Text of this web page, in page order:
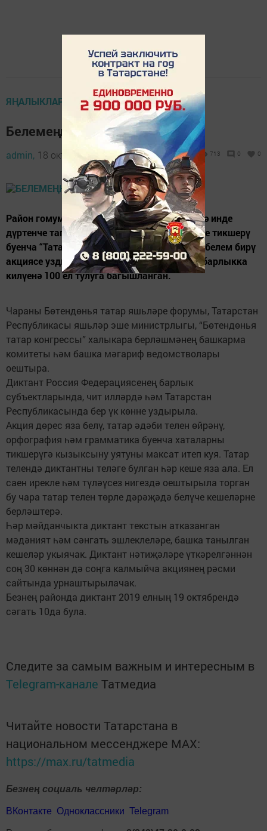
ЯҢАЛЫКЛАР
Белемеңне тикшереп кара
admin, 18 октябрь 2019 - 18:40 713 0 0
Район гомумбелем бирү учреждениеләрендә инде
дүртенче тапкыр татар теленнән белемнәрне тикшерү
буенча “Татарча диктант-2019” бөтендөнья белем бирү
акциясе уздырылачак. Быел ул ТАССРның барлыкка
килүенә 100 ел тулуга багышланган.
Чараны Бөтендөнья татар яшьләре форумы, Татарстан
Республикасы яшьләр эше министрлыгы, “Бөтендөнья
татар конгрессы” халыкара берләшмәнең башкарма
комитеты һәм башка мәгариф ведомстволары
оештыра.
Диктант Россия Федерациясенең барлык
субъектларында, чит илләрдә һәм Татарстан
Республикасында бер үк көнне уздырыла.
Акция дөрес яза белү, татар әдәби телен өйрәнү,
орфография һәм грамматика буенча хаталарны
тикшерүгә кызыксыну уятуны максат итеп куя. Татар
телендә диктантны теләге булган һәр кеше яза ала. Ел
саен ирекле һәм түләүсез нигездә оештырыла торган
бу чара татар телен төрле дәрәҗәдә белүче кешеләрне
берләштерә.
Һәр мәйданчыкта диктант текстын атказанган
мәдәният һәм сәнгать эшлеклеләре, башка танылган
кешеләр укыячак. Диктант нәтиҗәләре үткәрелгәннән
соң 30 көннән дә соңга калмыйча акциянең рәсми
сайтында урнаштырылачак.
Безнең районда диктант 2019 елның 19 октябрендә
сәгать 10да була.
Следите за самым важным и интересным в
Telegram-канале Татмедиа
Читайте новости Татарстана в
национальном мессенджере MАХ:
https://max.ru/tatmedia
Безнең социаль челтәрләр:
ВКонтакте Одноклассники Telegram